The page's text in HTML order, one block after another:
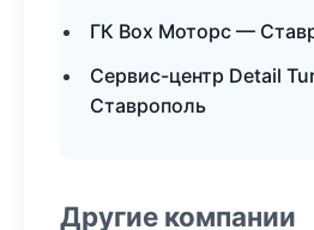
ГК Box Моторс —
Сервис-центр Detail
Ставрополь
Другие компании